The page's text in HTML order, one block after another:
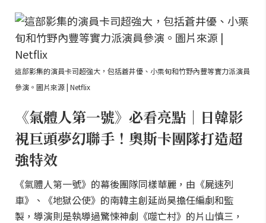
這部影集的演員卡司超強大，包括蒼井優、小栗旬和竹野內豐等實力派演員
參演。圖片來源 | Netflix
《氣體人第一號》必看亮點｜日韓影
視巨頭夢幻聯手！奧斯卡團隊打造超
強特效
《氣體人第一號》的幕後團隊同樣華麗，由《屍速列
車》、《地獄公使》的南韓主創延尚昊擔任編劇和監
製，導演則是執導過驚悚神劇《噬亡村》的片山慎三，